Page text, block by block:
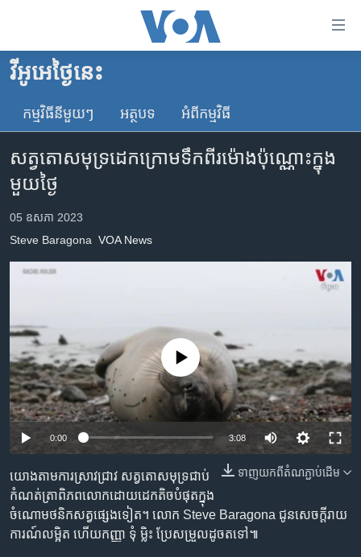
គេហទំព័រ​
ទាក់ទង
និង​
ចូល​
ទំព័រ​
ម្តង
រំលង​
ទៅ​
រចនា
សម្ព័ន្ធ​
រំលង​
និង​
កាន់​
ទំព័រ​
ស្វែង​
រក
កម្ពុជា
អន្តរជាតិ
ហេឡូវីអូអេ
កម្មវិធីទាំងអស់
Khmer English
បណ្តាញ​សង្គម
ភាសា
វីអូអេថ្ងៃនេះ
កម្មវិធី​នីមួយៗ អត្ថបទ​ អំពី​កម្មវិធី​
សត្វ​តោ​សមុទ្រ​ដេក​ក្រោម​ទឹក​ពីរ​ម៉ោង​ប៉ុណ្ណោះ​ក្នុង​
មួយ​ថ្ងៃ
05 ឧសភា 2023
Steve Baragona VOA News
No media source currently available
0:00 3:08
ទាញ​យក​ពី​តំណភ្ជាប់​ដើម
យោង​តាម​ការ​ស្រាវជ្រាវ​ សត្វ​តោ​សមុទ្រ​ជាប់​
កំណត់ត្រា​ពិភពលោក​ដោយ​ដេក​តិច​បំផុត​ក្នុង​
ចំណោម​ថនិកសត្វ​ផ្សេង​ទៀត។ លោក​ Steve Baragona ជូនសេចក្តី​រាយ
ការណ៍​លម្អិត ​ហើយ​កញ្ញា​ ទុំ ម្លិះ ប្រែសម្រួល​ដូចតទៅ៕